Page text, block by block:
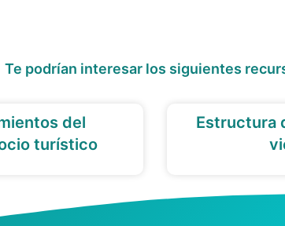
Te podrían interesar los siguientes
del
turístico
Estructura